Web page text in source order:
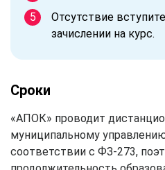
Отсутствие
зачислении на курс.
Сроки
«АПОК» проводит
муниципальному
соответствии с ФЗ-273,